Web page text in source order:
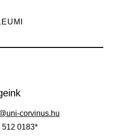
corvinus.hu
512 0183*